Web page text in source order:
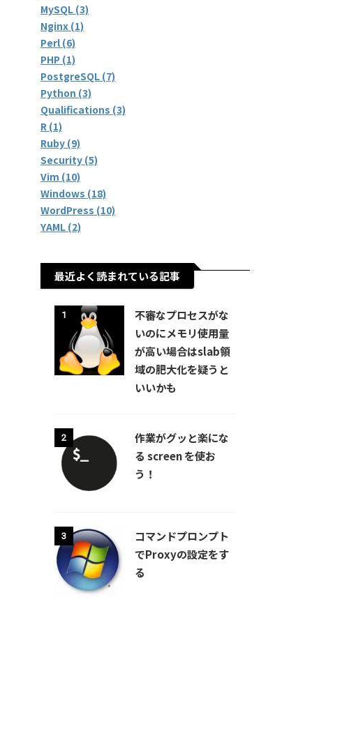
MySQL (3)
Nginx (1)
Perl (6)
PHP (1)
PostgreSQL (7)
Python (3)
Qualifications (3)
R (1)
Ruby (9)
Security (5)
Vim (10)
Windows (18)
WordPress (10)
YAML (2)
最近よく読まれている記事
1
不審なプロセスがな
いのにメモリ使用量
が高い場合はslab領
域の肥大化を疑うと
いいかも
2
作業がグッと楽にな
る screen を使お
う！
3
コマンドプロンプト
でProxyの設定をす
る